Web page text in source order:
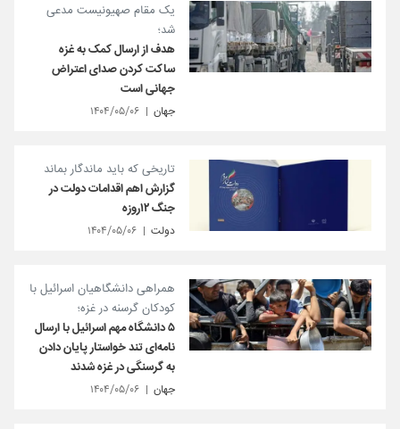
یک مقام صهیونیست مدعی
شد؛
هدف از ارسال کمک به غزه
ساکت کردن صدای اعتراض
جهانی است
جهان ۱۴۰۴/۰۵/۰۶
تاریخی که باید ماندگار بماند
گزارش اهم اقدامات دولت در
جنگ ۱۲روزه
دولت ۱۴۰۴/۰۵/۰۶
همراهی دانشگاهیان اسرائیل با
کودکان گرسنه در غزه؛
۵ دانشگاه مهم اسرائیل با ارسال
نامه‌ای تند خواستار پایان دادن
به گرسنگی در غزه شدند
جهان ۱۴۰۴/۰۵/۰۶